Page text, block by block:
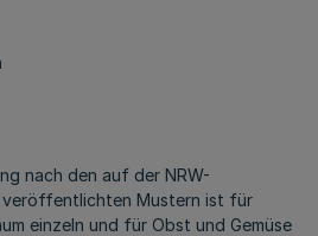
nach den auf der NRW-
veröffentlichten Mustern ist für
einzeln und für Obst und Gemüse